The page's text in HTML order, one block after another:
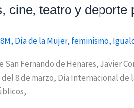
cine, teatro y
8M, Día de la Mujer, feminismo,
San Fernando de Henares, Javier
8 de marzo, Día Internacional de